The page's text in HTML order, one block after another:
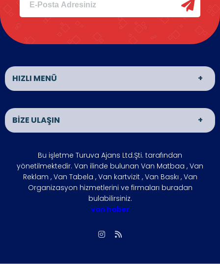
HIZLI MENÜ
Van Matbaa
Van Reklam
Van Organizasyon
İLETİŞİM
HAKKIMIZDA
VAN HABER
İŞLETMENİZİ
BÜYÜTÜN
ÇÖZÜM
ORTAKLARIMIZ
FOTO GALERİ
SIKÇA
BİZE ULAŞIN
ADRES
VAN
ÇALIŞMA SAATLERİ
Hafta içi : 09:00 - 18:00
Bu işletme Turuva Ajans Ltd.Şti. tarafından
yönetilmektedir. Van ilinde bulunan Van Matbaa , Van
Reklam , Van Tabela , Van kartvizit , Van Baskı , Van
Organizasyon hizmetlerini ve firmaları buradan
bulabilirsiniz.
van haber